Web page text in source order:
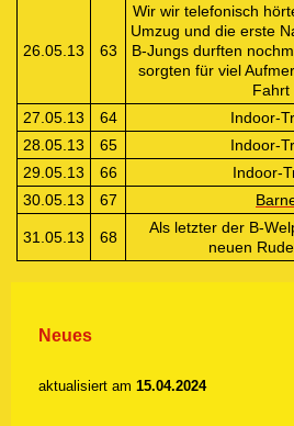
26.05.13 63
Wir wir telefonisch
Umzug und die erste
B-Jungs durften
sorgten für viel
Fahrt
27.05.13
64
Indoor-
28.05.13
65
Indoor-
29.05.13
66
Indoor-
30.05.13
67
31.05.13 68
Als letzter der B-
neuen
Neues
aktualisiert am 15.04.2024